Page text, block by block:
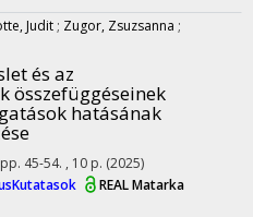
Judit ; Zugor, Zsuzsanna ;
és az
összefüggéseinek
hatásának
pp. 45-54. , 10 p. (2025)
REALMatarka